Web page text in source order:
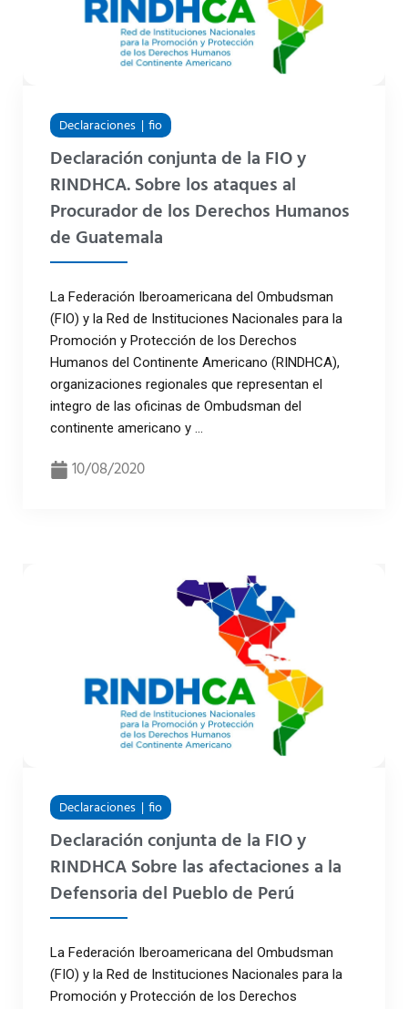
Declaraciones fio
Declaración conjunta de la FIO y
RINDHCA. Sobre los ataques al
Procurador de los Derechos Humanos
de Guatemala
La Federación Iberoamericana del Ombudsman
(FIO) y la Red de Instituciones Nacionales para la
Promoción y Protección de los Derechos
Humanos del Continente Americano (RINDHCA),
organizaciones regionales que representan el
integro de las oficinas de Ombudsman del
continente americano y ...
10/08/2020
Declaraciones fio
Declaración conjunta de la FIO y
RINDHCA Sobre las afectaciones a la
Defensoria del Pueblo de Perú
La Federación Iberoamericana del Ombudsman
(FIO) y la Red de Instituciones Nacionales para la
Promoción y Protección de los Derechos